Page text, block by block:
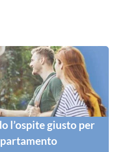
l’ospite giusto per